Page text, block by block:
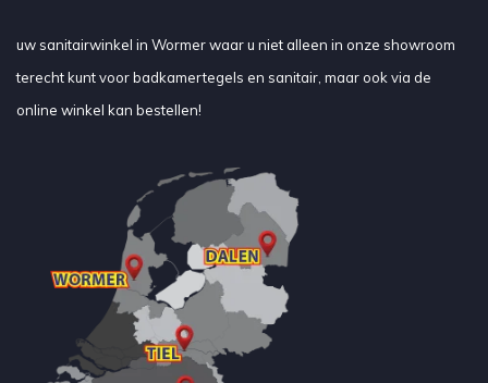
uw sanitairwinkel in Wormer waar u niet alleen in onze showroom
terecht kunt voor badkamertegels en sanitair, maar ook via de
online winkel kan bestellen!